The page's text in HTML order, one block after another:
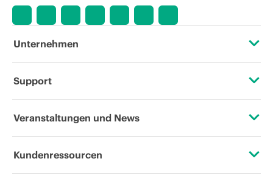
Unternehmen
Über HPE
Unternehmensverantwortung
Support
Operational Support Services
Veranstaltungen und News
Veranstaltungen
Kundenressourcen